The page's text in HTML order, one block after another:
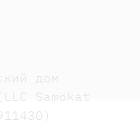
дом
Samokat